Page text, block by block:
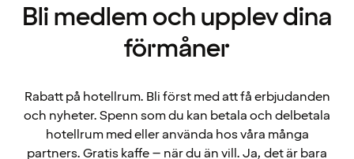
Bli medlem och upplev dina
förmåner
Rabatt på hotellrum. Bli först med att få erbjudanden
och nyheter. Spenn som du kan betala och delbetala
hotellrum med eller använda hos våra många
partners. Gratis kaffe – när du än vill. Ja, det är bara